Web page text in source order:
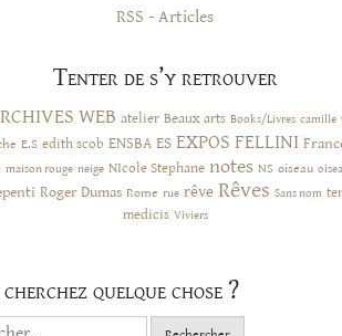
RSS - Articles
Tenter de s’y retrouver
WEB atelier Beaux arts Books/Livres camille
E.S edith scob ENSBA ES EXPOS FELLINI
maison rouge neige NIcole Stephane notes NS oiseau
Roger Dumas Rome rue rêve Rêves Sans nom
medicis Viviers
quelque chose ?
: